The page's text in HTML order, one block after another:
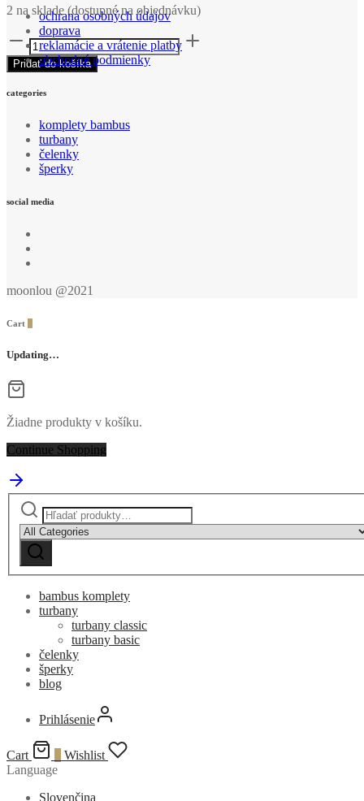
2 na sklade (dostupné na objednávku)
množstvo
Bambusové
tričko/top
od
Pridať do košíka
ochrana osobných údajov
doprava
reklamácie a vrátenie platby
obchodné podmienky
categories
komplety bambus
turbany
čelenky
šperky
social media
moonlou @2021
Cart
Updating…
Žiadne produkty v košíku.
Continue Shopping
Hľadať:
bambus komplety
turbany
turbany classic
turbany basic
čelenky
šperky
blog
Prihlásenie
Cart
Wishlist
Language
Slovenčina